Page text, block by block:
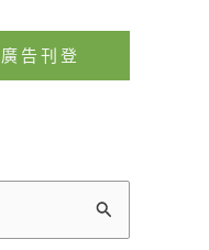
廣告刊登